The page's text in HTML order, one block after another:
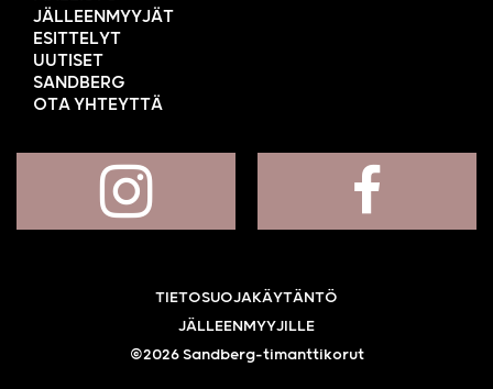
JÄLLEENMYYJÄT
ESITTELYT
UUTISET
SANDBERG
OTA YHTEYTTÄ
TIETOSUOJAKÄYTÄNTÖ
JÄLLEENMYYJILLE
©2026 Sandberg-timanttikorut